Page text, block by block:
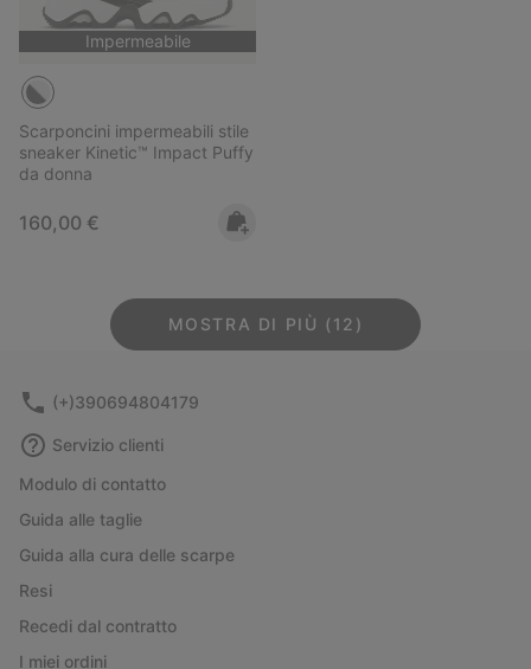
Impermeabile
Scarponcini impermeabili stile
sneaker Kinetic™ Impact Puffy
da donna
Regular price:
160,00 €
MOSTRA DI PIÙ (12)
(+)390694804179
Servizio clienti
Modulo di contatto
Guida alle taglie
Guida alla cura delle scarpe
Resi
Recedi dal contratto
I miei ordini